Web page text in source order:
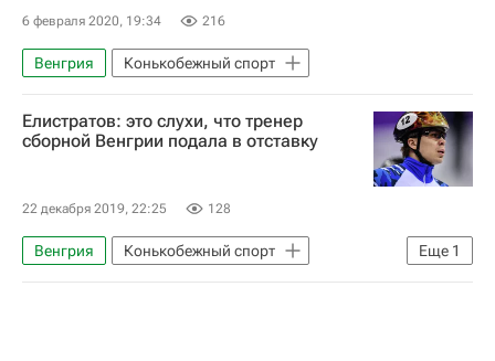
6 февраля 2020, 19:34 216
Венгрия Конькобежный спорт
Елистратов: это слухи, что тренер
сборной Венгрии подала в отставку
22 декабря 2019, 22:25 128
Еще 1
Венгрия
Конькобежный спорт
Семён Елистратов